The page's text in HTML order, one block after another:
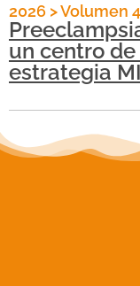
2026 >Volumen
un centro
estrategia